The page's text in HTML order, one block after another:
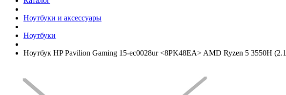
Ноутбуки и аксессуары
Ноутбуки
Ноутбук HP Pavilion Gaming 15-ec0028ur <8PK48EA> AMD Ryzen 5 3550H